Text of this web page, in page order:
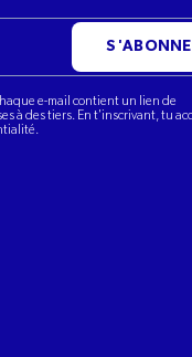
e-mail contient un lien de
à des tiers. En t'inscrivant, tu